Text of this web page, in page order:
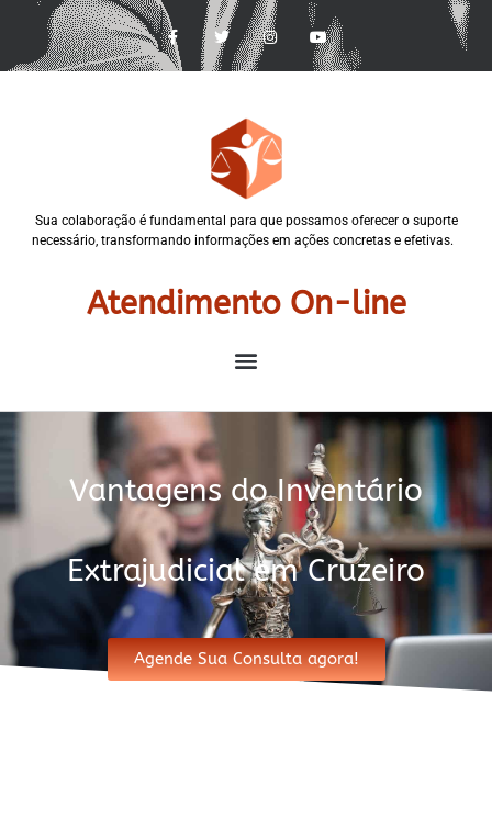
Sua colaboração é fundamental para que possamos oferecer o suporte
necessário, transformando informações em ações concretas e efetivas.
Atendimento On-line
Vantagens do Inventário
Extrajudicial em Cruzeiro
Agende Sua Consulta agora!